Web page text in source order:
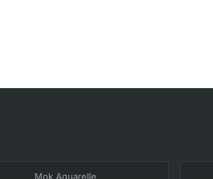
Mok Aquarelle